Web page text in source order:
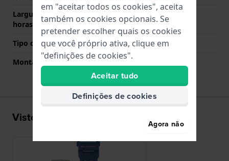
Largura de banda lado 6
horas (mm)
135 mm
Tipo de montagem
Parafuso de sela
Montagem Reta
Não
Visto recentemente
em "aceitar todos os cookies", aceita
também os cookies opcionais. Se
pretender escolher quais os cookies
que você próprio ativa, clique em
"definições de cookies".
Aceitar tudo
Definições de cookies
Agora não